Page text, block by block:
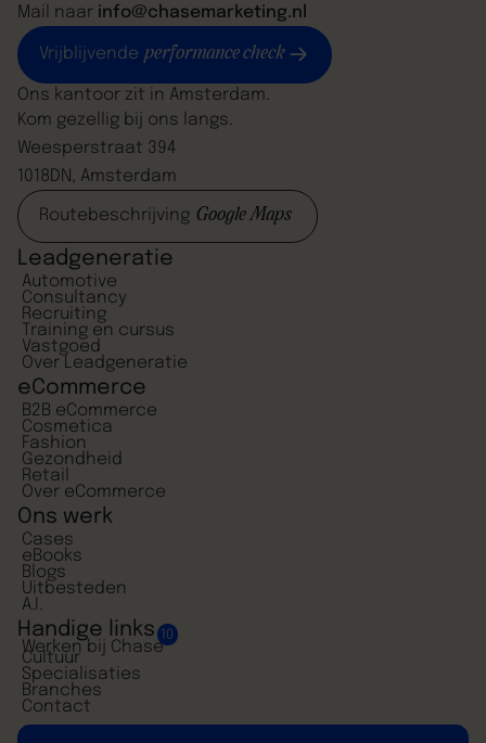
Mail naar info@chasemarketing.nl
Vrijblijvende performance check
Ons kantoor zit in Amsterdam.
Kom gezellig bij ons langs.
Weesperstraat 394
1018DN, Amsterdam
Routebeschrijving Google Maps
Leadgeneratie
Automotive
Consultancy
Recruiting
Training en cursus
Vastgoed
Over Leadgeneratie
eCommerce
B2B eCommerce
Cosmetica
Fashion
Gezondheid
Retail
Over eCommerce
Ons werk
Cases
eBooks
Blogs
Uitbesteden
A.I.
Handige links
Werken bij Chase
10
Cultuur
Specialisaties
Branches
Contact